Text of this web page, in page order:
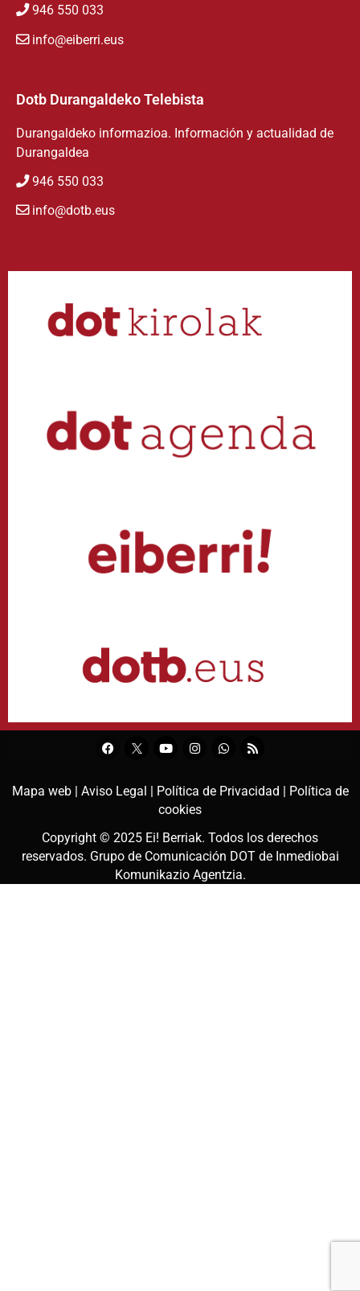
946 550 033
info@eiberri.eus
Dotb Durangaldeko Telebista
Durangaldeko informazioa. Información y actualidad de
Durangaldea
946 550 033
info@dotb.eus
Mapa web | Aviso Legal | Política de Privacidad |
Política de
cookies
Copyright © 2025 Ei! Berriak. Todos los derechos
reservados. Grupo de Comunicación DOT de Inmediobai
Komunikazio Agentzia.